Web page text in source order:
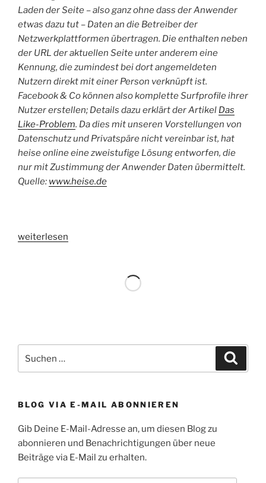
Laden der Seite – also ganz ohne dass der Anwender
etwas dazu tut – Daten an die Betreiber der
Netzwerkplattformen übertragen. Die enthalten neben
der URL der aktuellen Seite unter anderem eine
Kennung, die zumindest bei dort angemeldeten
Nutzern direkt mit einer Person verknüpft ist.
Facebook & Co können also komplette Surfprofile ihrer
Nutzer erstellen; Details dazu erklärt der Artikel Das
Like-Problem. Da dies mit unseren Vorstellungen von
Datenschutz und Privatspäre nicht vereinbar ist, hat
heise online eine zweistufige Lösung entworfen, die
nur mit Zustimmung der Anwender Daten übermittelt.
Quelle: www.heise.de
„2-
weiterlesen
nach:
BLOG VIA E-MAIL ABONNIEREN
Gib Deine E-Mail-Adresse an, um diesen Blog zu
abonnieren und Benachrichtigungen über neue
Beiträge via E-Mail zu erhalten.